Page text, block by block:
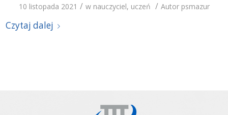
10 listopada 2021 / w nauczyciel, uczeń / Autor psmazur
Czytaj dalej